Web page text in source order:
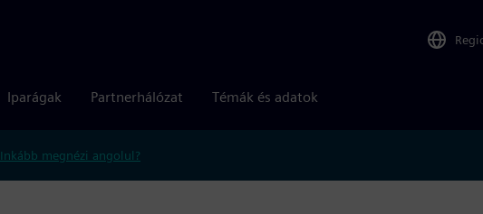
Iparágak Partnerhálózat Témák és adatok
Inkább megnézi angolul?